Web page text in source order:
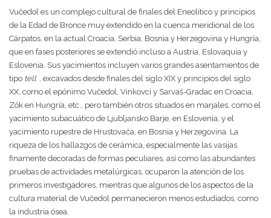
Vučedol es un complejo cultural de finales del Eneolítico y principios
de la Edad de Bronce muy extendido en la cuenca meridional de los
Cárpatos, en la actual Croacia, Serbia, Bosnia y Herzegovina y Hungría,
que en fases posteriores se extendió incluso a Austria, Eslovaquia y
Eslovenia. Sus yacimientos incluyen varios grandes asentamientos de
tipo tell
, excavados desde finales del siglo XIX y principios del siglo
XX, como el epónimo Vučedol, Vinkovci y Sarvaš-Gradac en Croacia,
Zók en Hungría, etc., pero también otros situados en marjales, como el
yacimiento subacuático de Ljubljansko Barje, en Eslovenia, y el
yacimiento rupestre de Hrustovača, en Bosnia y Herzegovina. La
riqueza de los hallazgos de cerámica, especialmente las vasijas
finamente decoradas de formas peculiares, así como las abundantes
pruebas de actividades metalúrgicas, ocuparon la atención de los
primeros investigadores, mientras que algunos de los aspectos de la
cultura material de Vučedol permanecieron menos estudiados, como
la industria ósea.